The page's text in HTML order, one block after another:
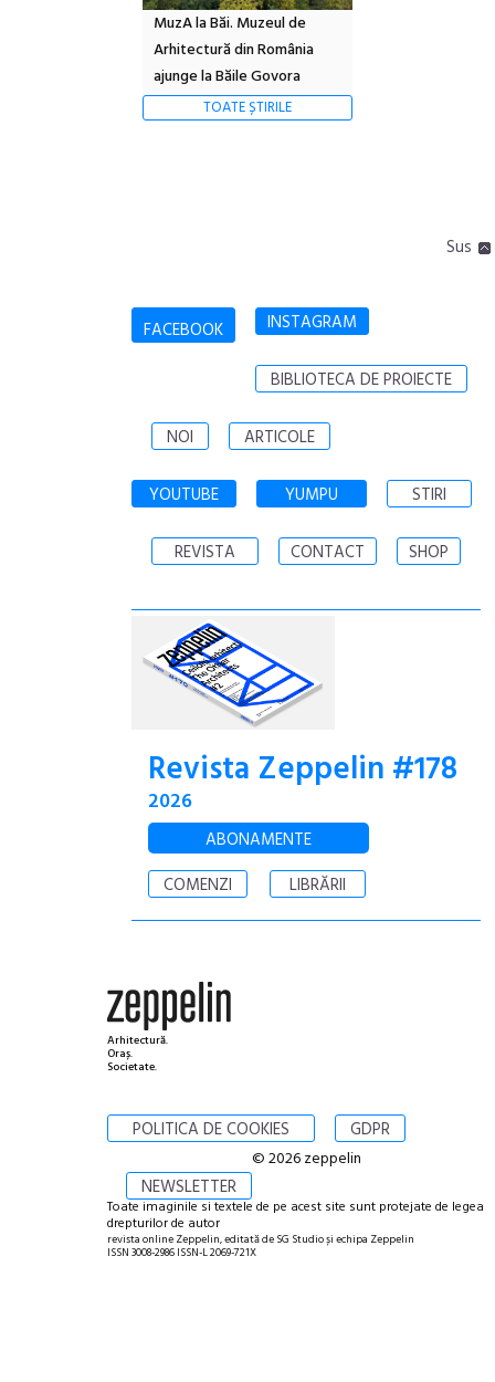
MuzA la Băi. Muzeul de
Arhitectură din România
ajunge la Băile Govora
TOATE ȘTIRILE
Sus
FACEBOOK INSTAGRAM
BIBLIOTECA DE PROIECTE
NOI ARTICOLE
YOUTUBE YUMPU STIRI
REVISTA CONTACT SHOP
Revista Zeppelin #178
2026
ABONAMENTE
COMENZI
LIBRĂRII
Arhitectură.
Oraș.
Societate.
POLITICA DE COOKIES GDPR
NEWSLETTER
© 2026 zeppelin
Toate imaginile si textele de pe acest site sunt protejate de legea
drepturilor de autor
revista online Zeppelin, editată de SG Studio și echipa Zeppelin
ISSN 3008-2986 ISSN-L 2069-721X